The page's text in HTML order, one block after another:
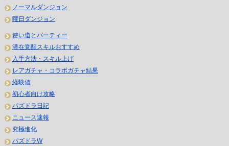
ノーマルダンジョン
曜日ダンジョン
使い道とパーティー
潜在覚醒スキルおすすめ
入手方法・スキル上げ
レアガチャ・コラボガチャ結果
経験値
初心者向け攻略
パズドラ日記
ニュース速報
究極進化
パズドラW